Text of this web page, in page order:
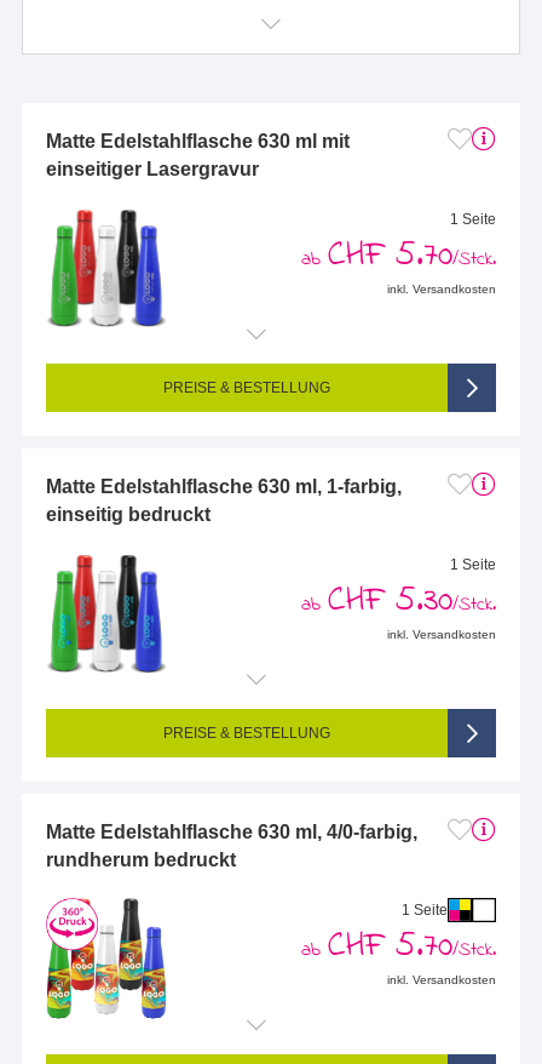
Matte Edelstahlflasche 630 ml mit
einseitiger Lasergravur
1 Seite
ab CHF 5.70/Stck.
inkl. Versandkosten
Endformat (bedruckte Fläche): 20 x 70 mm
Seitigkeit: 1-seitig (Vorderseite graviert, Rückseite nicht graviert)
Einseitig graviert
PREISE & BESTELLUNG
Matte Edelstahlflasche 630 ml, 1-farbig,
einseitig bedruckt
1 Seite
ab CHF 5.30/Stck.
inkl. Versandkosten
Endformat (bedruckte Fläche): 20 x 50 mm
Seitigkeit: 1-seitig (Vorderseite bedruckt, Rückseite unbedruckt)
1/0-farbig (1 Sonderfarbe)
PREISE & BESTELLUNG
Matte Edelstahlflasche 630 ml, 4/0-farbig,
rundherum bedruckt
1 Seite
ab CHF 5.70/Stck.
inkl. Versandkosten
Endformat (bedruckte Fläche): 210 x 100 mm
Seitigkeit: 1-seitig (Vorderseite bedruckt, Rückseite unbedruckt)